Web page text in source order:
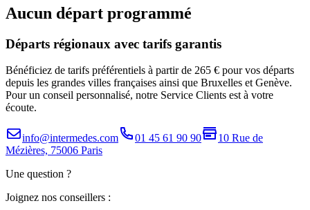
Aucun départ programmé
Départs régionaux avec tarifs garantis
Bénéficiez de tarifs préférentiels à partir de 265 € pour vos départs
depuis les grandes villes françaises ainsi que Bruxelles et Genève.
Pour un conseil personnalisé, notre Service Clients est à votre
écoute.
info@intermedes.com 01 45 61 90 90
10 Rue de
Mézières, 75006 Paris
Une question ?
Joignez nos conseillers :